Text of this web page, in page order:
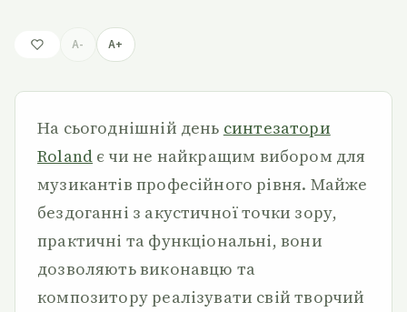
A- A+
На сьогоднішній день синтезатори
Roland є чи не найкращим вибором для
музикантів професійного рівня. Майже
бездоганні з акустичної точки зору,
практичні та функціональні, вони
дозволяють виконавцю та
композитору реалізувати свій творчий